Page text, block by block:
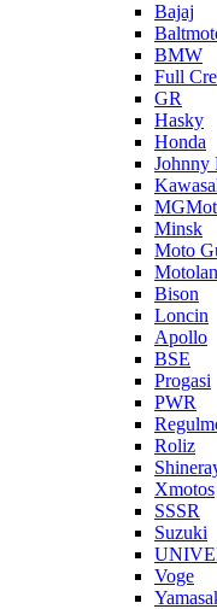
Bajaj
BMW
Full
GR
Hasky
Honda
Johnny
Minsk
Moto
Bison
Loncin
Apollo
BSE
Progasi
PWR
Roliz
Xmotos
SSSR
Suzuki
Voge